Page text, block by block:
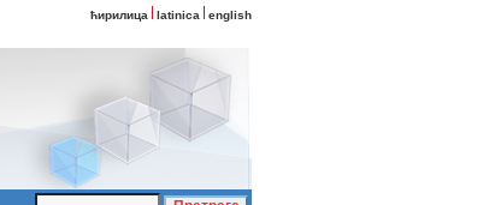
ћирилица latinica english